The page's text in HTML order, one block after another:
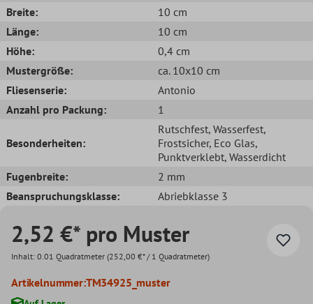
Breite:
10 cm
Länge:
10 cm
Höhe:
0,4 cm
Mustergröße:
ca. 10x10 cm
Fliesenserie:
Antonio
Anzahl pro Packung:
1
Besonderheiten:
Rutschfest, Wasserfest,
Frostsicher, Eco Glas,
Punktverklebt, Wasserdicht
Fugenbreite:
2 mm
Beanspruchungsklasse:
Abriebklasse 3
2,52 €* pro Muster
Inhalt: 0.01 Quadratmeter (252,00 €* / 1 Quadratmeter)
Artikelnummer:TM34925_muster